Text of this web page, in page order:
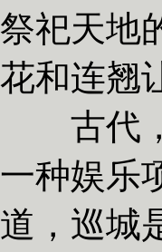
祭祀天地
花和连翘
古代，
一种娱乐
道，巡城